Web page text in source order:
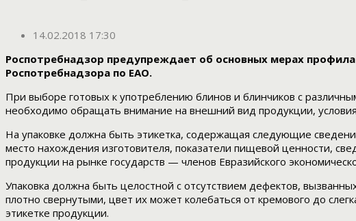
14.02.2018 17:30
Роспотребнадзор предупреждает об основных мерах
Роспотребнадзора по ЕАО.
При выборе готовых к употреблению блинов и блинчиков с
необходимо обращать внимание на внешний вид продукции,
На упаковке должна быть этикетка, содержащая следующие
место нахождения изготовителя, показатели пищевой ценности,
продукции на рынке государств — членов Евразийского
Упаковка должна быть целостной с отсутствием дефектов,
плотно свернутыми, цвет их может колебаться от кремового до
этикетке продукции.